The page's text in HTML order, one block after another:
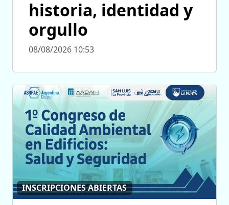
historia, identidad y
orgullo
08/08/2026 10:53
INSCRIPCIONES ABIERTAS